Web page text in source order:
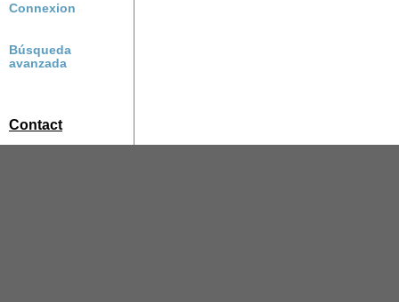
Connexion
Búsqueda
avanzada
Contact